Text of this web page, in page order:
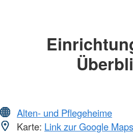
Alten- und Pflegeheime
Karte: Link zur Google